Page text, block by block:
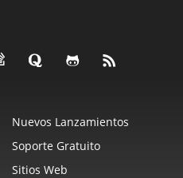
Nuevos Lanzamientos
Soporte Gratuito
Sitios Web